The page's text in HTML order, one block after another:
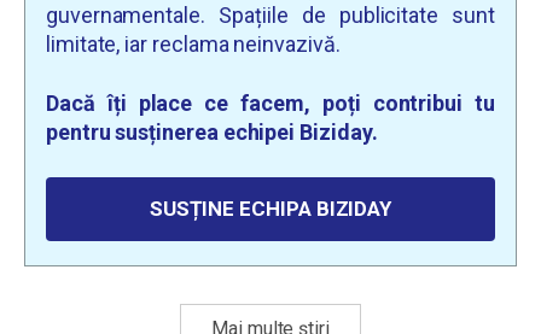
guvernamentale. Spațiile de publicitate sunt
limitate, iar reclama neinvazivă.
Dacă îți place ce facem, poți contribui tu
pentru susținerea echipei Biziday.
SUSȚINE ECHIPA BIZIDAY
Mai multe știri